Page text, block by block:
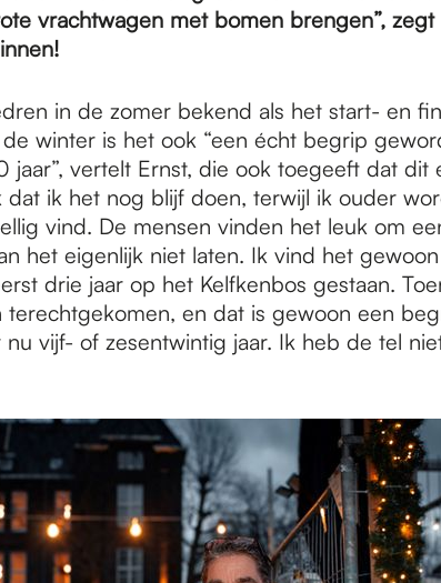
vrachtwagen met bomen brengen”, zegt
in de zomer bekend als het start- en
winter is het ook “een écht begrip
jaar”, vertelt Ernst, die ook toegeeft dat dit
dat ik het nog blijf doen, terwijl ik ouder
vind. De mensen vinden het leuk om
het eigenlijk niet laten. Ik vind het
drie jaar op het Kelfkenbos gestaan.
en dat is gewoon een
nu vijf- of zesentwintig jaar. Ik heb de tel